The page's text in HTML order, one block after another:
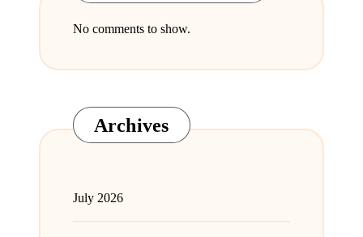
No comments to show.
Archives
July 2026